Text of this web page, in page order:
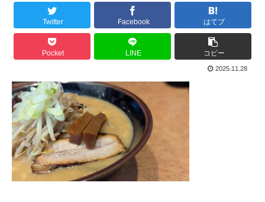
Twitter Facebook はてブ
Pocket LINE コピー
2025.11.28